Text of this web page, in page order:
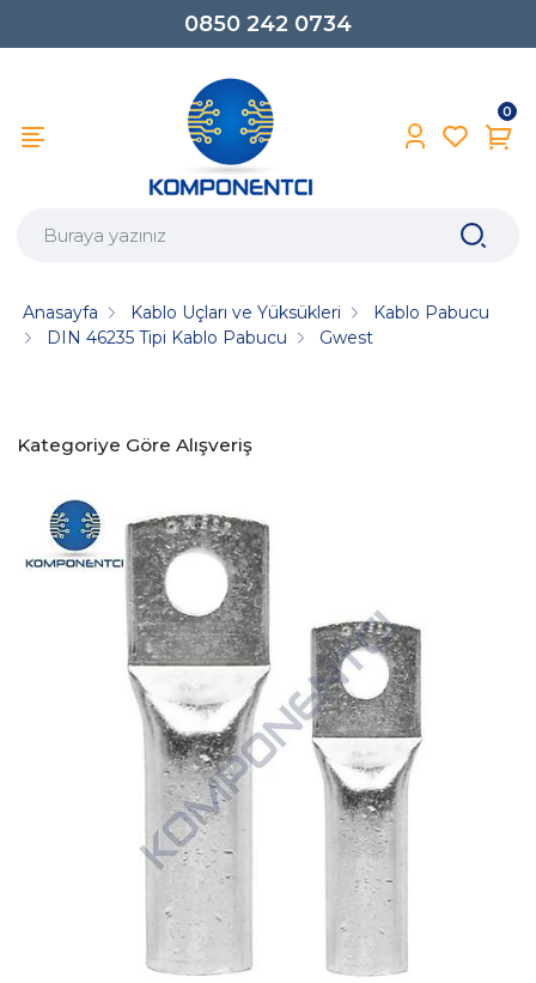
0850 242 0734
0
Anasayfa Kablo Uçları ve Yüksükleri
Kablo Pabucu
DIN 46235 Tipi Kablo Pabucu
Gwest
Kategoriye Göre Alışveriş